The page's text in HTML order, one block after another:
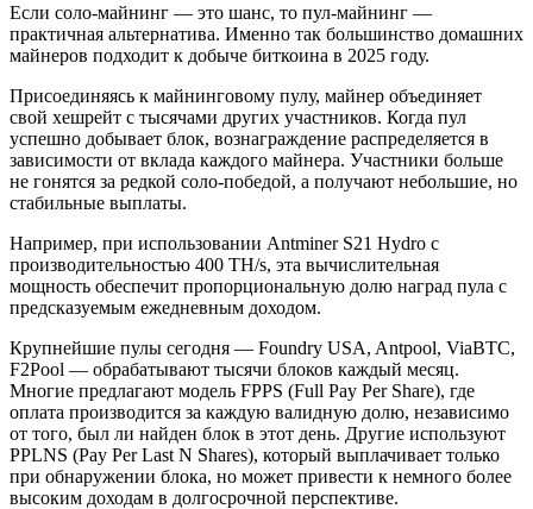
Если соло-майнинг — это шанс, то пул-майнинг —
практичная альтернатива. Именно так большинство домашних
майнеров подходит к добыче биткоина в 2025 году.
Присоединяясь к майнинговому пулу, майнер объединяет
свой хешрейт с тысячами других участников. Когда пул
успешно добывает блок, вознаграждение распределяется в
зависимости от вклада каждого майнера. Участники больше
не гонятся за редкой соло-победой, а получают небольшие, но
стабильные выплаты.
Например, при использовании Antminer S21 Hydro с
производительностью 400 TH/s, эта вычислительная
мощность обеспечит пропорциональную долю наград пула с
предсказуемым ежедневным доходом.
Крупнейшие пулы сегодня — Foundry USA, Antpool, ViaBTC,
F2Pool — обрабатывают тысячи блоков каждый месяц.
Многие предлагают модель FPPS (Full Pay Per Share), где
оплата производится за каждую валидную долю, независимо
от того, был ли найден блок в этот день. Другие используют
PPLNS (Pay Per Last N Shares), который выплачивает только
при обнаружении блока, но может привести к немного более
высоким доходам в долгосрочной перспективе.